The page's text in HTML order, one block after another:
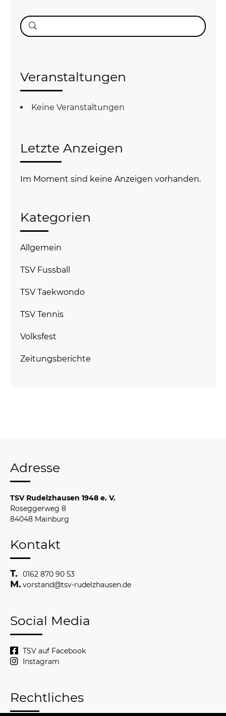
Suche
nach:
Veranstaltungen
Keine Veranstaltungen
Letzte Anzeigen
Im Moment sind keine Anzeigen vorhanden.
Kategorien
Allgemein
TSV Fussball
TSV Taekwondo
TSV Tennis
Volksfest
Zeitungsberichte
Adresse
TSV Rudelzhausen 1948 e. V.
Roseggerweg 8
84048 Mainburg
Kontakt
0162 870 90 53
vorstand@tsv-rudelzhausen.de
Social Media
TSV auf Facebook
Instagram
Rechtliches